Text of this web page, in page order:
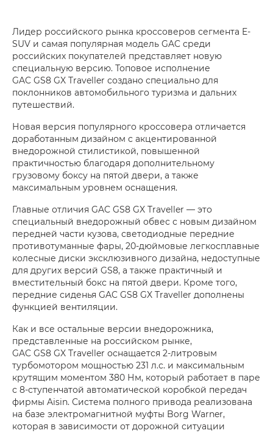
Лидер российского рынка кроссоверов сегмента E-
SUV и самая популярная модель GAC среди
российских покупателей представляет новую
специальную версию. Топовое исполнение
GAC GS8 GX Traveller создано специально для
поклонников автомобильного туризма и дальних
путешествий.
Новая версия популярного кроссовера отличается
доработанным дизайном с акцентированной
внедорожной стилистикой, повышенной
практичностью благодаря дополнительному
грузовому боксу на пятой двери, а также
максимальным уровнем оснащения.
Главные отличия GAC GS8 GX Traveller — это
специальный внедорожный обвес с новым дизайном
передней части кузова, светодиодные передние
противотуманные фары, 20-дюймовые легкосплавные
колесные диски эксклюзивного дизайна, недоступные
для других версий GS8, а также практичный и
вместительный бокс на пятой двери. Кроме того,
передние сиденья GAC GS8 GX Traveller дополнены
функцией вентиляции.
Как и все остальные версии внедорожника,
представленные на российском рынке,
GAC GS8 GX Traveller оснащается 2-литровым
турбомотором мощностью 231 л.с. и максимальным
крутящим моментом 380 Нм, который работает в паре
с 8-ступенчатой автоматической коробкой передач
фирмы Aisin. Система полного привода реализована
на базе электромагнитной муфты Borg Warner,
которая в зависимости от дорожной ситуации